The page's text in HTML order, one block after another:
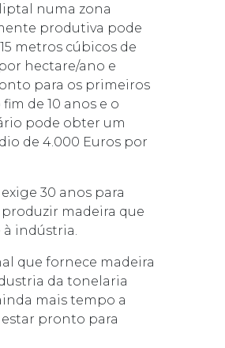
numa zona
produtiva pode
metros cúbicos de
hectare/ano e
para os primeiros
de 10 anos e o
pode obter um
de 4.000 Euros por
30 anos para
produzir madeira que
indústria.
que fornece madeira
da tonelaria
mais tempo a
estar pronto para